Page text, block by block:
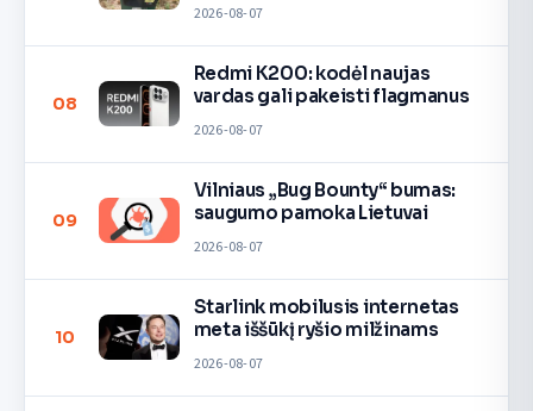
2026-08-07
08
Redmi K200: kodėl naujas
vardas gali pakeisti flagmanus
2026-08-07
09
Vilniaus „Bug Bounty“ bumas:
saugumo pamoka Lietuvai
2026-08-07
10
Starlink mobilusis internetas
meta iššūkį ryšio milžinams
2026-08-07